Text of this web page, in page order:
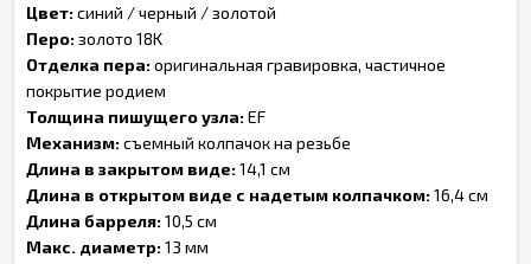
Цвет:синий / черный / золотой
Перо:золото 18K
Отделка пера:оригинальная гравировка, частичное
покрытие родием
Толщина пишущего узла:EF
Механизм:съемный колпачок на резьбе
Длина в закрытом виде:14,1 см
Длина в открытом виде с надетым колпачком:16,4 см
Длина барреля:10,5 см
Макс. диаметр:13 мм